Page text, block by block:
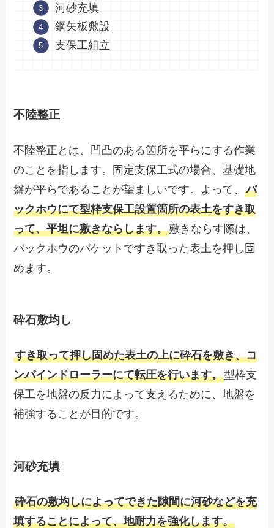
河砂充填
鋼矢板敷設
支保工組立
不陸整正
不陸整正とは、凹凸のある箇所を平らにする作業
のことを指します。固定支保工式の場合、基礎地
盤が平らであることが望ましいです。よって、バ
ックホウにて型枠支保工設置箇所の表土をすき取
って、平坦に敷きならします。敷きならす際は、
バックホウのバケットですき取った表土を押し固
めます。
砕石敷均し
すき取って押し固めた表土の上に砕石を敷き、コ
ンバインドローラーにて転圧を行います。型枠支
保工を地盤の反力によって支えるために、地盤を
補強することが目的です。
河砂充填
砕石の敷均しによってできた隙間に河砂などを充
填することによって、地耐力を強化します。